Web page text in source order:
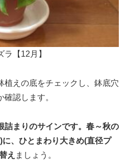
【12月】
植えの底をチェックし、鉢底穴
認します。
詰まりのサインです。春～秋の
、ひとまわり大きめ(直径プ
え ましょう。